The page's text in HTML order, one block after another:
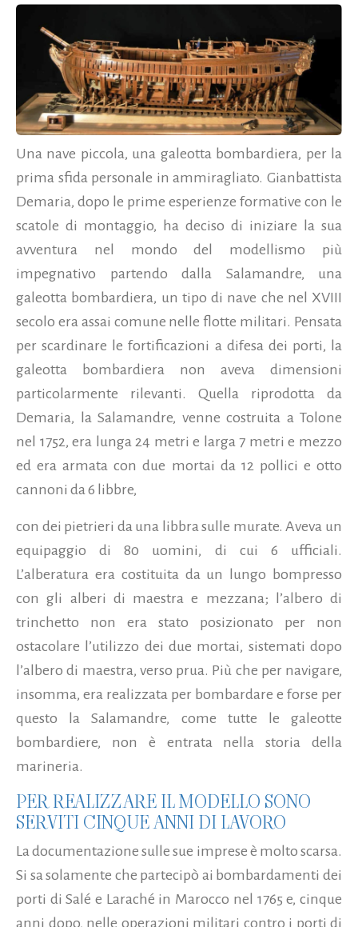
Una nave piccola, una galeotta bombardiera, per la
prima sfida personale in ammiragliato. Gianbattista
Demaria, dopo le prime esperienze formative con le
scatole di montaggio, ha deciso di iniziare la sua
avventura nel mondo del modellismo più
impegnativo partendo dalla Salamandre, una
galeotta bombardiera, un tipo di nave che nel XVIII
secolo era assai comune nelle flotte militari. Pensata
per scardinare le fortificazioni a difesa dei porti, la
galeotta bombardiera non aveva dimensioni
particolarmente rilevanti. Quella riprodotta da
Demaria, la Salamandre, venne costruita a Tolone
nel 1752, era lunga 24 metri e larga 7 metri e mezzo
ed era armata con due mortai da 12 pollici e otto
cannoni da 6 libbre,
con dei pietrieri da una libbra sulle murate. Aveva un
equipaggio di 80 uomini, di cui 6 ufficiali.
L’alberatura era costituita da un lungo bompresso
con gli alberi di maestra e mezzana; l’albero di
trinchetto non era stato posizionato per non
ostacolare l’utilizzo dei due mortai, sistemati dopo
l’albero di maestra, verso prua. Più che per navigare,
insomma, era realizzata per bombardare e forse per
questo la Salamandre, come tutte le galeotte
bombardiere, non è entrata nella storia della
marineria.
PER REALIZZARE IL MODELLO SONO
SERVITI CINQUE ANNI DI LAVORO
La documentazione sulle sue imprese è molto scarsa.
Si sa solamente che partecipò ai bombardamenti dei
porti di Salé e Laraché in Marocco nel 1765 e, cinque
anni dopo, nelle operazioni militari contro i porti di